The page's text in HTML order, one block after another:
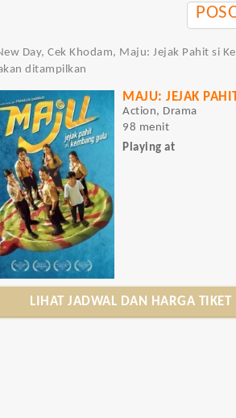
Day, Cek Khodam, Maju: Jejak Pahit si
ditampilkan
Action, Drama
98 menit
Playing at
LIHAT JADWAL DAN HARGA TIKET